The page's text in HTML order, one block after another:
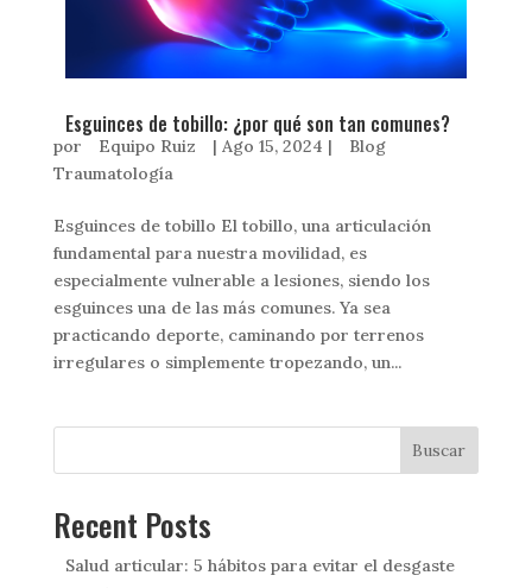
Esguinces de tobillo: ¿por qué son tan comunes?
por Equipo Ruiz | Ago 15, 2024 |
Blog
Traumatología
Esguinces de tobillo El tobillo, una articulación
fundamental para nuestra movilidad, es
especialmente vulnerable a lesiones, siendo los
esguinces una de las más comunes. Ya sea
practicando deporte, caminando por terrenos
irregulares o simplemente tropezando, un...
Buscar
Recent Posts
Salud articular: 5 hábitos para evitar el desgaste